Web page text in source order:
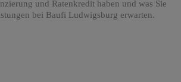
und Ratenkredit haben und was Sie
bei Baufi Ludwigsburg erwarten.